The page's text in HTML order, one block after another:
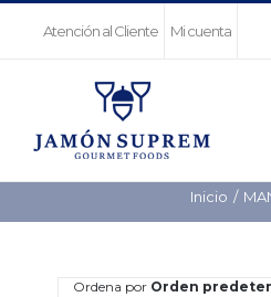
Atención al Cliente Mi cuenta
Inicio
Ordena por Orden